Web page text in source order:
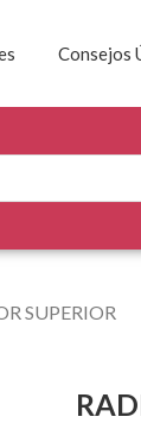
Consejos
SUPERIOR